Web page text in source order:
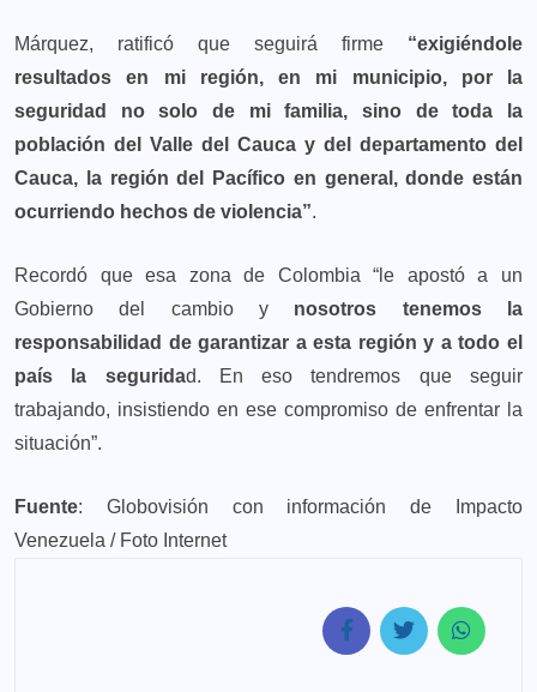
Márquez, ratificó que seguirá firme “exigiéndole
resultados en mi región, en mi municipio, por la
seguridad no solo de mi familia, sino de toda la
población del Valle del Cauca y del departamento del
Cauca, la región del Pacífico en general, donde están
ocurriendo hechos de violencia”.
Recordó que esa zona de Colombia “le apostó a un
Gobierno del cambio y nosotros tenemos la
responsabilidad de garantizar a esta región y a todo el
país la seguridad. En eso tendremos que seguir
trabajando, insistiendo en ese compromiso de enfrentar la
situación”.
Fuente: Globovisión con información de Impacto
Venezuela / Foto Internet